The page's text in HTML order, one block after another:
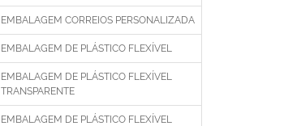
EMBALAGEM CORREIOS PERSONALIZADA
EMBALAGEM DE PLÁSTICO FLEXÍVEL
EMBALAGEM DE PLÁSTICO FLEXÍVEL
TRANSPARENTE
EMBALAGEM DE PLÁSTICO FLEXÍVEL